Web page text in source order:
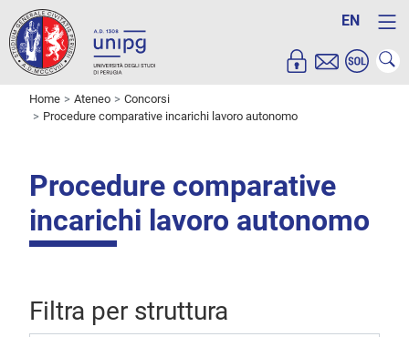
EN
Home Ateneo
Concorsi
Procedure comparative incarichi lavoro autonomo
Procedure comparative
incarichi lavoro autonomo
Filtra per struttura